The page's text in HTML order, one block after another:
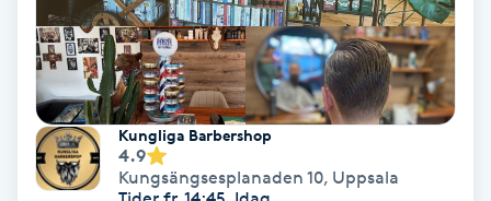
Medial vägledning
Medicinsk massage
Meditation Kungliga Barbershop
4.9
Kungsängsesplanaden 10, Uppsala